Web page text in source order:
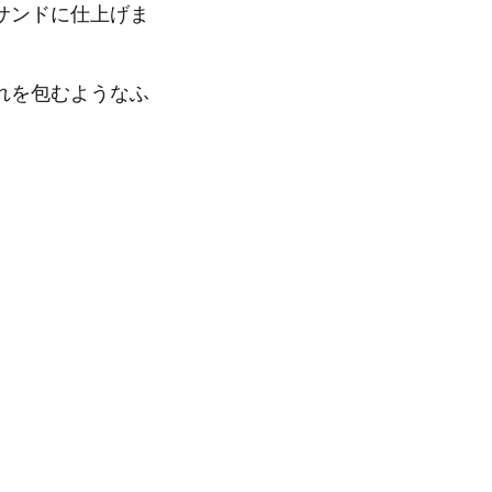
ンドに仕上げま
を包むようなふ